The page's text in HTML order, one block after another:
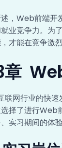
，Web前端开
业竞争力。为
才能在竞争激
联网行业的快
择了进行Web
实习期间的体